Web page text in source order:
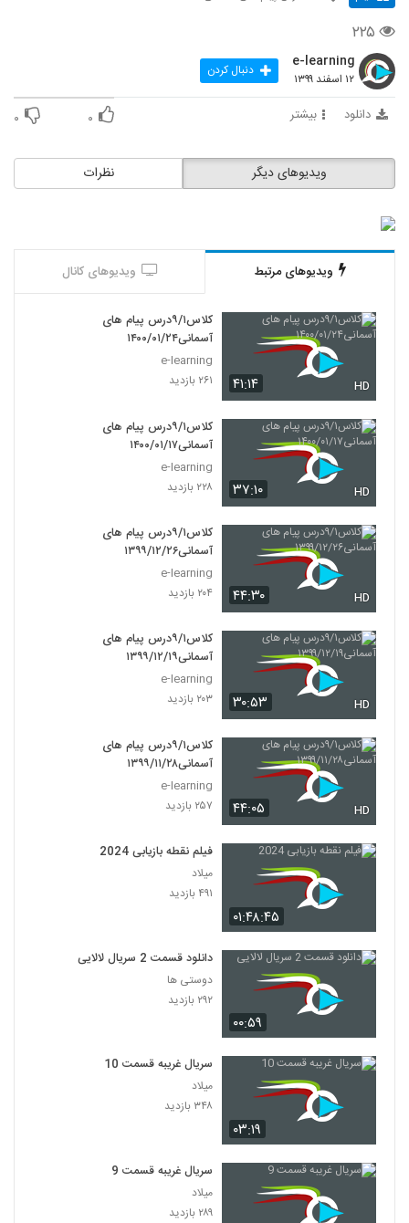
۲۲۵
e-learning
۱۲ اسفند ۱۳۹۹ دنبال کردن
دانلود بیشتر ۰ ۰
نظرات ویدیوهای دیگر
ویدیوهای مرتبط ویدیوهای کانال
۴۱:۱۴ HD
کلاس۹/۱درس پیام های
آسمانی۱۴۰۰/۰۱/۲۴
e-learning
۲۶۱ بازدید
۳۷:۱۰ HD
کلاس۹/۱درس پیام های
آسمانی۱۴۰۰/۰۱/۱۷
e-learning
۲۲۸ بازدید
۴۴:۳۰ HD
کلاس۹/۱درس پیام های
آسمانی۱۳۹۹/۱۲/۲۶
e-learning
۲۰۴ بازدید
۳۰:۵۳ HD
کلاس۹/۱درس پیام های
آسمانی۱۳۹۹/۱۲/۱۹
e-learning
۲۰۳ بازدید
۴۴:۰۵ HD
کلاس۹/۱درس پیام های
آسمانی۱۳۹۹/۱۱/۲۸
e-learning
۲۵۷ بازدید
۰۱:۴۸:۴۵
فیلم نقطه بازیابی 2024
میلاد
۴۹۱ بازدید
۰۰:۵۹
دانلود قسمت 2 سریال لالایی
دوستی ها
۲۹۲ بازدید
۰۳:۱۹
سریال غریبه قسمت 10
میلاد
۳۴۸ بازدید
سریال غریبه قسمت 9
میلاد
۲۸۹ بازدید